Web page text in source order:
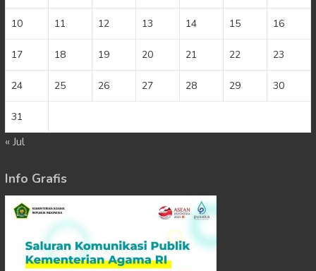
10 11 12 13 14 15 16
17 18 19 20 21 22 23
24 25 26 27 28 29 30
31
« Jul
Info Grafis